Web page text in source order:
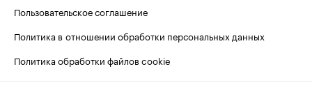
Пользовательское соглашение
Политика в отношении обработки персональных данных
Политика обработки файлов cookie